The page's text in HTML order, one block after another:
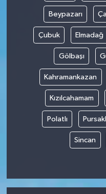
Beypazarı
Çubuk Elmadağ
Gölbaşı
Kahramankazan
Kızılcahamam
Polatlı
Sincan